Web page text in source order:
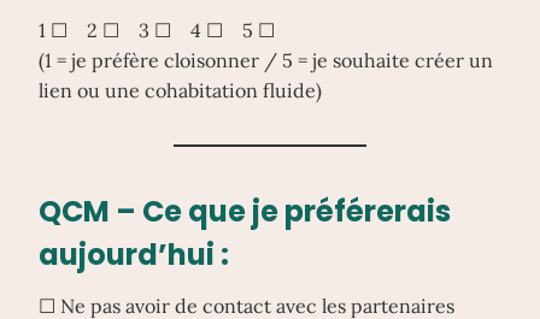
1 ☐ 2 ☐ 3 ☐ 4 ☐ 5 ☐
(1 = je préfère cloisonner / 5 = je souhaite créer un
lien ou une cohabitation fluide)
QCM – Ce que je préférerais
aujourd’hui :
☐ Ne pas avoir de contact avec les partenaires